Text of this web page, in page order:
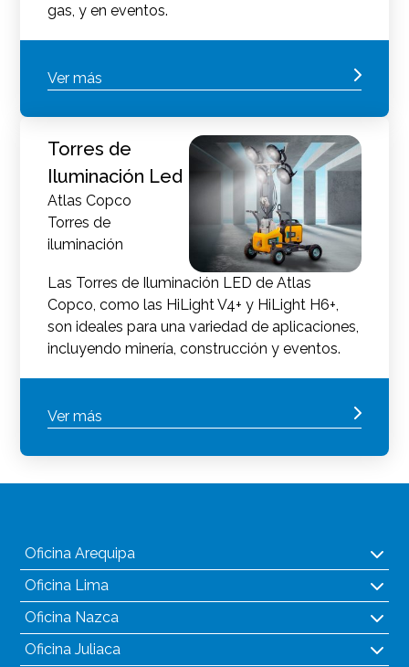
gas, y en eventos.
Ver más
Torres de
Iluminación Led
Atlas Copco
Torres de
iluminación
Las Torres de Iluminación LED de Atlas
Copco, como las HiLight V4+ y HiLight H6+,
son ideales para una variedad de aplicaciones,
incluyendo minería, construcción y eventos.
Ver más
Oficina Arequipa
Oficina Lima
Oficina Nazca
Oficina Juliaca